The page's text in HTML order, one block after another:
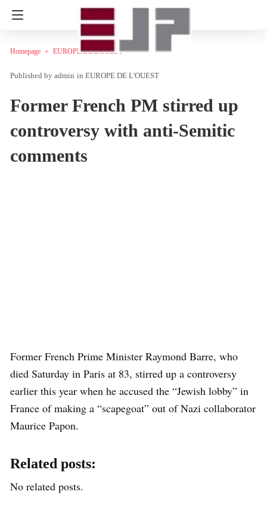
Homepage EUROPE DE L'OUEST
admin in EUROPE DE L'OUEST
Former French PM stirred up
controversy with anti-Semitic
comments
Former French Prime Minister Raymond Barre, who
died Saturday in Paris at 83, stirred up a controversy
earlier this year when he accused the “Jewish lobby” in
France of making a “scapegoat” out of Nazi collaborator
Maurice Papon.
Related posts:
No related posts.